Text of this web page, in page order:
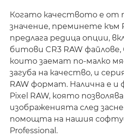
Когато качеството е от
значение, преминете към
предлага редица опции,
битови CR3 RAW файлове,
които заемат по-малко
загуба на качество, и
RAW формат. Налична е и
Pixel RAW, която
изображенията след
помощта на нашия
Professional.